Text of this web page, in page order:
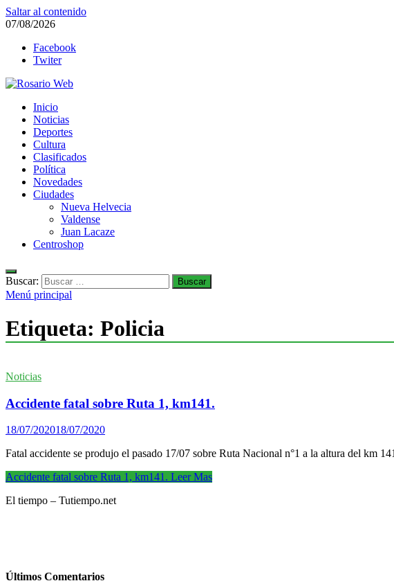
Saltar al contenido
07/08/2026
Facebook
Twiter
Rosario Web
Todas la noticias de Rosario y la zona
Inicio
Noticias
Deportes
Cultura
Clasificados
Política
Novedades
Ciudades
Nueva Helvecia
Valdense
Juan Lacaze
Centroshop
Buscar:
Menú principal
Etiqueta: Policia
Noticias
Accidente fatal sobre Ruta 1, km141.
18/07/202018/07/2020
Fatal accidente se produjo el pasado 17/07 sobre Ruta Nacional n°1 a la altura del km
Accidente fatal sobre Ruta 1, km141. Leer Mas
El tiempo – Tutiempo.net
Últimos Comentarios